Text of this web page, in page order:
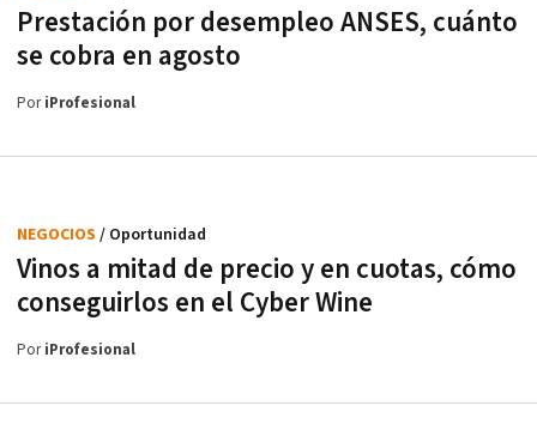
Prestación por desempleo ANSES, cuánto
se cobra en agosto
PoriProfesional
Vinos a mitad de precio y en cuotas, cómo
conseguirlos en el Cyber Wine
NEGOCIOS / Oportunidad
PoriProfesional